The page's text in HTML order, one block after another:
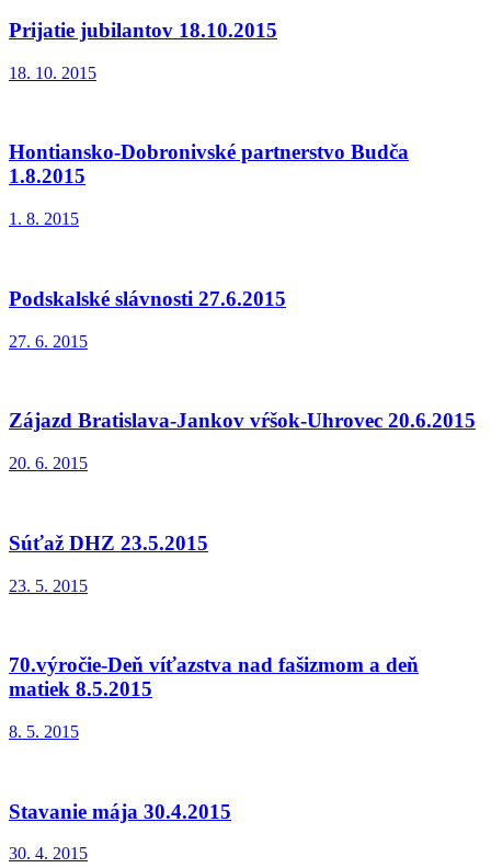
Prijatie jubilantov 18.10.2015
18. 10. 2015
Hontiansko-Dobronivské partnerstvo Budča
1.8.2015
1. 8. 2015
Podskalské slávnosti 27.6.2015
27. 6. 2015
Zájazd Bratislava-Jankov vŕšok-Uhrovec 20.6.2015
20. 6. 2015
Súťaž DHZ 23.5.2015
23. 5. 2015
70.výročie-Deň víťazstva nad fašizmom a deň
matiek 8.5.2015
8. 5. 2015
Stavanie mája 30.4.2015
30. 4. 2015